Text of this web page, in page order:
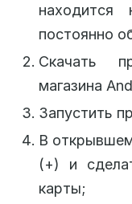
находится
постоянно
Скачать
магазина
Запустить
В
(+) и
карты;